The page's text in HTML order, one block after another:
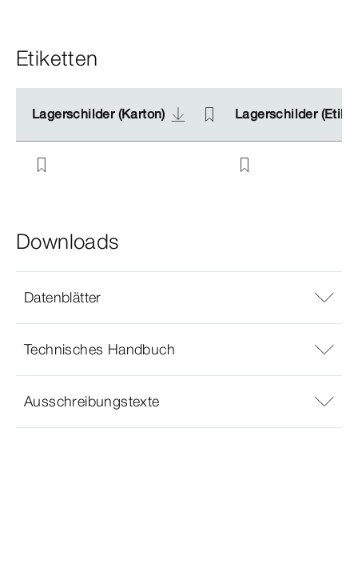
Etiketten
Lagerschilder (Karton) Lagerschilder
Lagerschilder (Karton) Lagerschilder
Downloads
Datenblätter
Technisches Handbuch
Ausschreibungstexte